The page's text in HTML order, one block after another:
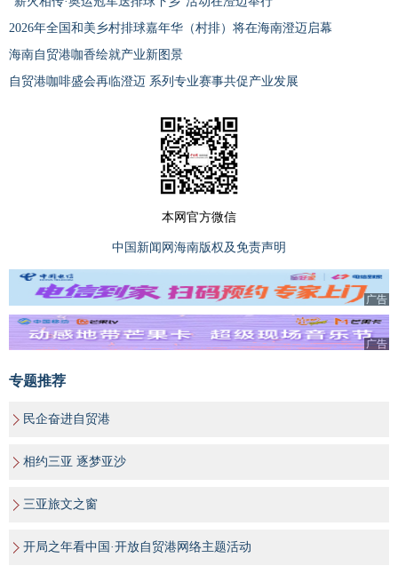
2026年全国和美乡村排球嘉年华（村排）将在海南澄迈启幕
海南自贸港咖香绘就产业新图景
自贸港咖啡盛会再临澄迈 系列专业赛事共促产业发展
本网官方微信
中国新闻网海南版权及免责声明
广告
广告
专题推荐
民企奋进自贸港
相约三亚 逐梦亚沙
三亚旅文之窗
开局之年看中国·开放自贸港网络主题活动